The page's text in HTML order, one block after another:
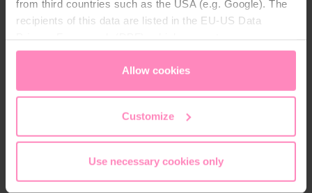
from third countries such as the USA (e.g. Google). The
recipients of this data are listed in the EU-US Data
appropriate level of data protection. You canaccept all
only allow necessary cookies
access and change your chosen setting at any time in
Allow cookies
Customize
Use necessary cookies only
és rozmaring kivonatai frissítő, aromatikus
illatvilágot teremtenek, amely ellazítja az érzékeket
és valódi kikapcsolódást kínál. A PURE HERBS
és egy kényeztető, nyugalmat árasztó ápolási rituálé
részévé válik.
Apumpás adagolópraktikus és higiénikus
záródás beépített pecséttel biztosítja a termék
minőségének megőrzését. Ideális választás